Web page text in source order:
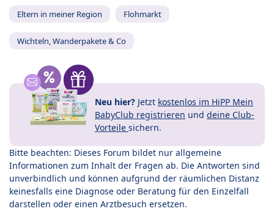
Eltern in meiner Region Flohmarkt
Wichteln, Wanderpakete & Co
Neu hier? Jetzt kostenlos im HiPP Mein
BabyClub registrieren und deine Club-
Vorteile sichern.
Bitte beachten: Dieses Forum bildet nur allgemeine
Informationen zum Inhalt der Fragen ab. Die Antworten sind
unverbindlich und können aufgrund der räumlichen Distanz
keinesfalls eine Diagnose oder Beratung für den Einzelfall
darstellen oder einen Arztbesuch ersetzen.